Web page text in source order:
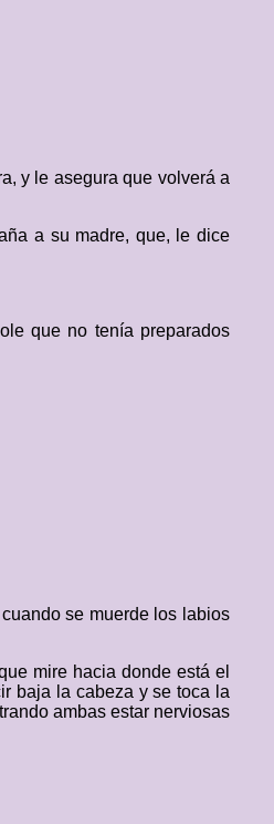
y le asegura que volverá a
a su madre, que, le dice
que no tenía preparados
se muerde los labios
mire hacia donde está el
baja la cabeza y se toca la
ambas estar nerviosas